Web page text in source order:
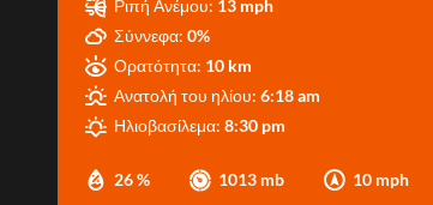
26 % 1013 mb 10 mph
Ριπή Ανέμου: 13 mph
Σύννεφα: 0%
Ορατότητα: 10 km
Ανατολή του ηλίου: 6:18 am
Ηλιοβασίλεμα: 8:30 pm